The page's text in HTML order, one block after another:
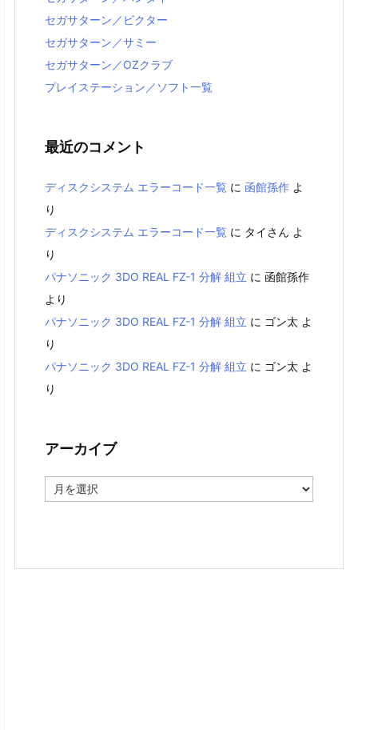
セガサターン／ビクター
セガサターン／サミー
セガサターン／OZクラブ
プレイステーション／ソフト一覧
最近のコメント
ディスクシステム エラーコード一覧 に 函館孫作 よ
り
ディスクシステム エラーコード一覧 に タイさん よ
り
パナソニック 3DO REAL FZ-1 分解 組立 に 函館孫作
より
パナソニック 3DO REAL FZ-1 分解 組立 に ゴン太 よ
り
パナソニック 3DO REAL FZ-1 分解 組立 に ゴン太 よ
り
アーカイブ
ー